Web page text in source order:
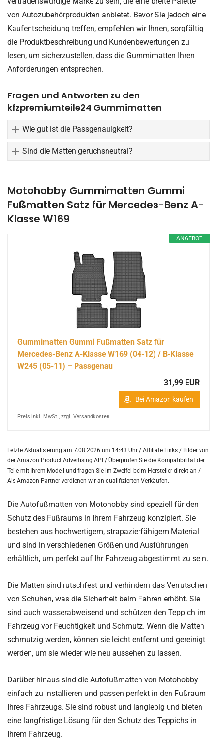
von Autozubehörprodukten anbietet. Bevor Sie jedoch eine
Kaufentscheidung treffen, empfehlen wir Ihnen, sorgfältig
die Produktbeschreibung und Kundenbewertungen zu
lesen, um sicherzustellen, dass die Gummimatten Ihren
Anforderungen entsprechen.
Fragen und Antworten zu den
kfzpremiumteile24 Gummimatten
Wie gut ist die Passgenauigkeit?
Sind die Matten geruchsneutral?
Motohobby Gummimatten Gummi
Fußmatten Satz für Mercedes-Benz A-
Klasse W169
ANGEBOT
Gummimatten Gummi Fußmatten Satz für
Mercedes-Benz A-Klasse W169 (04-12) / B-Klasse
W245 (05-11) – Passgenau
31,99 EUR
Bei Amazon kaufen
Preis inkl. MwSt., zzgl. Versandkosten
Letzte Aktualisierung am 7.08.2026 um 14:43 Uhr / Affiliate Links / Bilder von
der Amazon Product Advertising API / Überprüfen Sie die Kompatibilität der
Teile mit Ihrem Modell und fragen Sie im Zweifel beim Hersteller direkt an /
Als Amazon-Partner verdienen wir an qualifizierten Verkäufen.
Die Autofußmatten von Motohobby sind speziell für den
Schutz des Fußraums in Ihrem Fahrzeug konzipiert. Sie
bestehen aus hochwertigem, strapazierfähigem Material
und sind in verschiedenen Größen und Ausführungen
erhältlich, um perfekt auf Ihr Fahrzeug abgestimmt zu sein.
Die Matten sind rutschfest und verhindern das Verrutschen
von Schuhen, was die Sicherheit beim Fahren erhöht. Sie
sind auch wasserabweisend und schützen den Teppich im
Fahrzeug vor Feuchtigkeit und Schmutz. Wenn die Matten
schmutzig werden, können sie leicht entfernt und gereinigt
werden, um sie wieder wie neu aussehen zu lassen.
Darüber hinaus sind die Autofußmatten von Motohobby
einfach zu installieren und passen perfekt in den Fußraum
Ihres Fahrzeugs. Sie sind robust und langlebig und bieten
eine langfristige Lösung für den Schutz des Teppichs in
Ihrem Fahrzeug.